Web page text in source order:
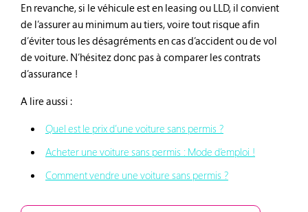
En revanche, si le véhicule est en leasing ou LLD, il convient
de l’assurer au minimum au tiers, voire tout risque afin
d’éviter tous les désagréments en cas d’accident ou de vol
de voiture. N’hésitez donc pas à comparer les contrats
d’assurance !
A lire aussi :
Quel est le prix d’une voiture sans permis ?
Acheter une voiture sans permis : Mode d’emploi !
Comment vendre une voiture sans permis ?